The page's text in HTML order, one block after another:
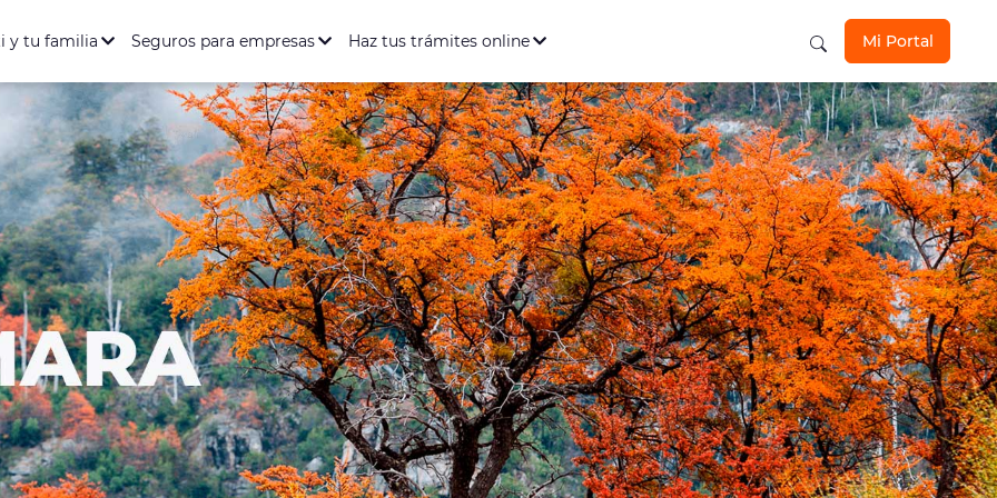
y tu familia Seguros para empresas Haz tus trámites online Mi Portal
los seguros aquí